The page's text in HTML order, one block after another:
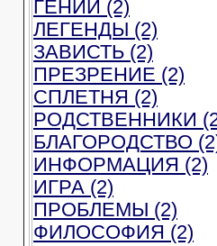
ГЕНИЙ (2)
ЛЕГЕНДЫ (2)
ЗАВИСТЬ (2)
ПРЕЗРЕНИЕ (2)
СПЛЕТНЯ (2)
РОДСТВЕННИКИ
БЛАГОРОДСТВО
ИНФОРМАЦИЯ (2)
ИГРА (2)
ПРОБЛЕМЫ (2)
ФИЛОСОФИЯ (2)